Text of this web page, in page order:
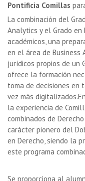
Pontificia Comillas
La combinación del
Analytics y el Grado en
académicos, una
en el área de Business
jurídicos propios de un
ofrece la formación
toma de decisiones en
vez más
la experiencia de
combinados de
carácter pionero del
en Derecho, siendo la
este programa
Se proporciona al